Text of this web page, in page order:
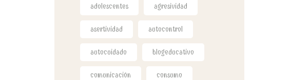
adolescentes agresividad
asertividad autocontrol
autocuidado blogeducativo
comunicación consumo